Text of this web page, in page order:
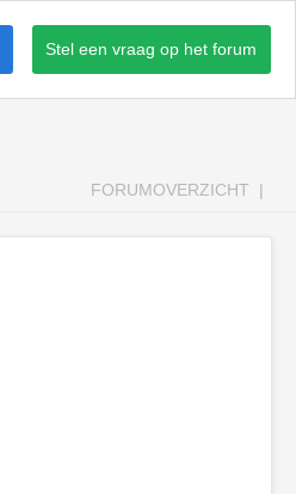
Stel een vraag op het forum
FORUMOVERZICHT